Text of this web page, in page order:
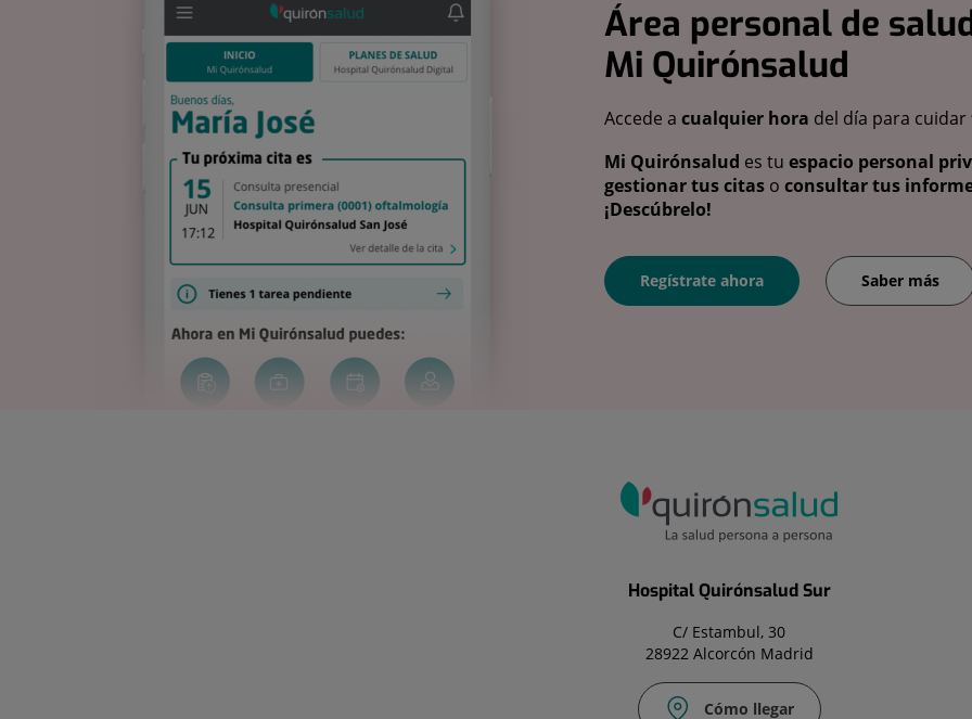
Área personal de
Mi Quirónsalud
Accede a cualquier hora del día para cuidar
Mi Quirónsalud es tu espacio personal
gestionar tus citas o consultar tus
¡Descúbrelo!
Regístrate ahora Saber más
Hospital Quirónsalud Sur
C/ Estambul, 30
28922 Alcorcón Madrid
Cómo llegar